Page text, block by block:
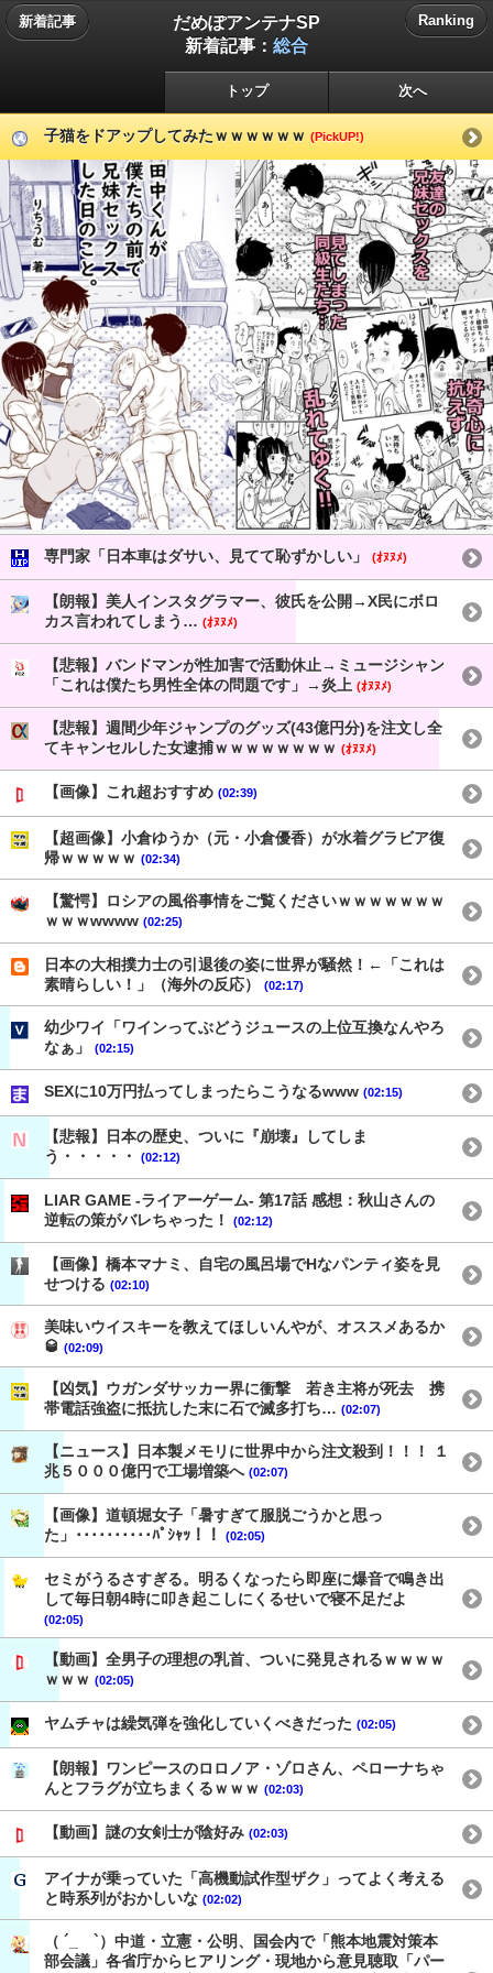
新着記事
だめぽアンテナSP
新着記事： 総合
Ranking
トップ 次へ
子猫をドアップしてみたｗｗｗｗｗｗ (PickUP!)
専門家「日本車はダサい、見てて恥ずかしい」 (ｵﾇﾇﾒ)
【朗報】美人インスタグラマー、彼氏を公開→X民にボロ
カス言われてしまう… (ｵﾇﾇﾒ)
【悲報】バンドマンが性加害で活動休止→ミュージシャン
「これは僕たち男性全体の問題です」→炎上 (ｵﾇﾇﾒ)
【悲報】週間少年ジャンプのグッズ(43億円分)を注文し全
てキャンセルした女逮捕ｗｗｗｗｗｗｗｗ (ｵﾇﾇﾒ)
【画像】これ超おすすめ (02:39)
【超画像】小倉ゆうか（元・小倉優香）が水着グラビア復
帰ｗｗｗｗｗ (02:34)
【驚愕】ロシアの風俗事情をご覧くださいｗｗｗｗｗｗｗ
ｗｗｗwwww (02:25)
日本の大相撲力士の引退後の姿に世界が騒然！←「これは
素晴らしい！」（海外の反応）
(02:17)
幼少ワイ「ワインってぶどうジュースの上位互換なんやろ
なぁ」
(02:15)
SEXに10万円払ってしまったらこうなるwww (02:15)
【悲報】日本の歴史、ついに『崩壊』してしま
う・・・・・
(02:12)
LIAR GAME -ライアーゲーム- 第17話 感想：秋山さんの
逆転の策がバレちゃった！
(02:12)
【画像】橋本マナミ、自宅の風呂場でHなパンティ姿を見
せつける (02:10)
美味いウイスキーを教えてほしいんやが、オススメあるか
🥃 (02:09)
【凶気】ウガンダサッカー界に衝撃 若き主将が死去 携
帯電話強盗に抵抗した末に石で滅多打ち… (02:07)
【ニュース】日本製メモリに世界中から注文殺到！！！ １
兆５０００億円で工場増築へ (02:07)
【画像】道頓堀女子「暑すぎて服脱ごうかと思っ
た」･･････････ﾊﾟｼｬｯ！！
(02:05)
セミがうるさすぎる。明るくなったら即座に爆音で鳴き出
して毎日朝4時に叩き起こしにくるせいで寝不足だよ
(02:05)
【動画】全男子の理想の乳首、ついに発見されるｗｗｗｗ
ｗｗｗ (02:05)
ヤムチャは繰気弾を強化していくべきだった (02:05)
【朗報】ワンピースのロロノア・ゾロさん、ペローナちゃ
んとフラグが立ちまくるｗｗｗ (02:03)
【動画】謎の女剣士が陰好み (02:03)
アイナが乗っていた「高機動試作型ザク」ってよく考える
と時系列がおかしいな (02:02)
（ ´_ゝ`）中道・立憲・公明、国会内で「熊本地震対策本
部会議」各省庁からヒアリング・現地から意見聴取「パー